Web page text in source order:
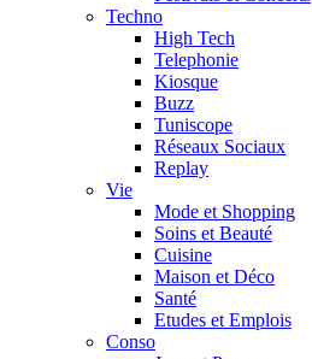
Techno
High Tech
Telephonie
Kiosque
Buzz
Tuniscope
Réseaux Sociaux
Replay
Vie
Mode et Shopping
Soins et Beauté
Cuisine
Maison et Déco
Santé
Etudes et Emplois
Conso